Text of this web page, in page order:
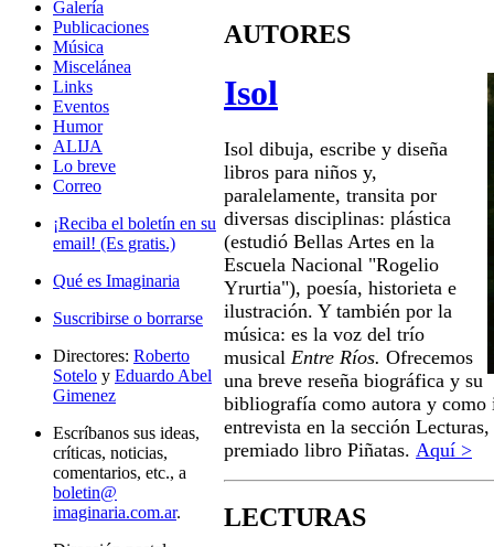
Galería
Publicaciones
Música
Miscelánea
Links
Eventos
Humor
ALIJA
Lo breve
Correo
¡Reciba el boletín en su
email! (Es gratis.)
Qué es Imaginaria
Suscribirse o borrarse
Directores: Roberto
Sotelo y Eduardo Abel
Gimenez
Escríbanos sus ideas,
críticas, noticias,
comentarios, etc., a
boletin@
imaginaria.com.ar.
AUTORES
Isol
Isol dibuja, escribe y diseña
libros para niños y,
paralelamente, transita por
diversas disciplinas: plástica
(estudió Bellas Artes en la
Escuela Nacional "Rogelio
Yrurtia"), poesía, historieta e
ilustración. Y también por la
música: es la voz del trío
musical Entre Ríos. Ofrecemos
una breve reseña biográfica y su
bibliografía como autora y como
entrevista en la sección
premiado libro Piñatas. Aquí >
LECTURAS